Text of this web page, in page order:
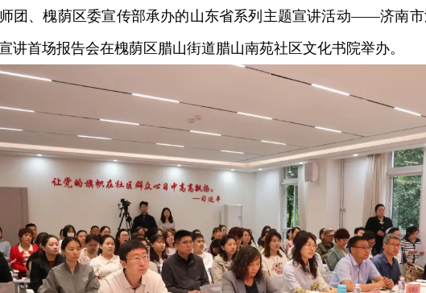
团、槐荫区委宣传部承办的山东省系列主题宣讲活动——济南
讲首场报告会在槐荫区腊山街道腊山南苑社区文化书院举办。